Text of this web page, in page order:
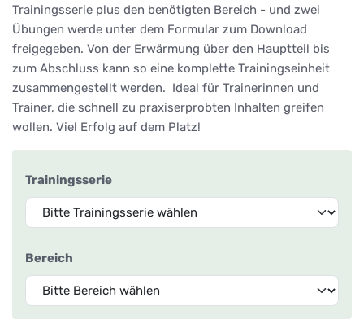
Trainingsserie plus den benötigten Bereich - und zwei
Übungen werde unter dem Formular zum Download
freigegeben. Von der Erwärmung über den Hauptteil bis
zum Abschluss kann so eine komplette Trainingseinheit
zusammengestellt werden. Ideal für Trainerinnen und
Trainer, die schnell zu praxiserprobten Inhalten greifen
wollen. Viel Erfolg auf dem Platz!
Trainingsserie
Bereich